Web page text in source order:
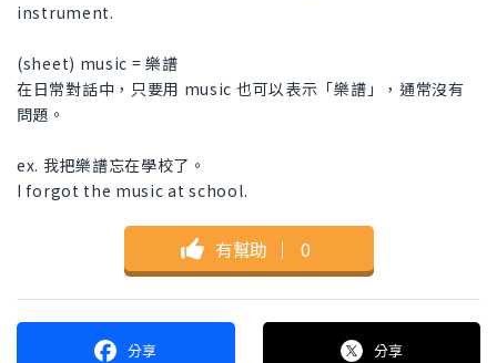
instrument.
(sheet) music = 樂譜
在日常對話中，只要用 music 也可以表示「樂譜」，通常沒有
問題。
ex. 我把樂譜忘在學校了。
I forgot the music at school.
有幫助 ｜ 0
分享 分享